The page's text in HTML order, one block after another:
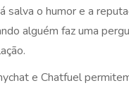
o humor e a
alguém faz uma
e Chatfuel